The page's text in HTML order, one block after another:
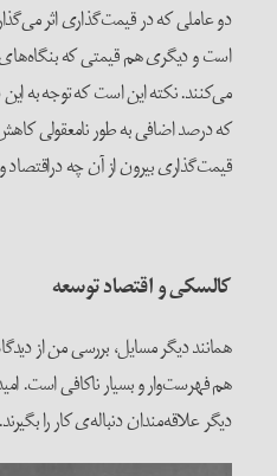
دو عاملی که در قیمت‌گذاری اثر
است و دیگری هم قیمتی که
می‌کنند. نکته این است که توجه به
که درصد اضافی به طور نامعقولی کاهش
قیمت‌گذاری بیرون از آن چه دراقتصاد
کالسکی و اقتصاد توسعه
همانند دیگر مسایل، بررسی من از
هم فهرست‌وار و بسیار ناکافی است.
دیگر علاقه‌مندان دنباله‌ی کار را بگیرند.